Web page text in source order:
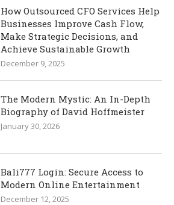
How Outsourced CFO Services Help
Businesses Improve Cash Flow,
Make Strategic Decisions, and
Achieve Sustainable Growth
December 9, 2025
The Modern Mystic: An In-Depth
Biography of David Hoffmeister
January 30, 2026
Bali777 Login: Secure Access to
Modern Online Entertainment
December 12, 2025